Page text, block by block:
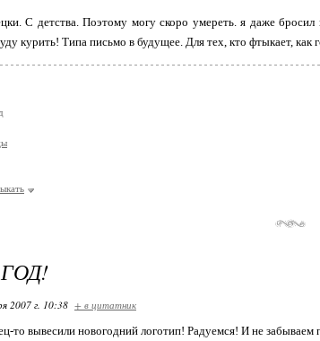
С детства. Поэтому могу скоро умереть. я даже
курить! Типа письмо в будущее. Для тех, кто фтыкает,
2007 г. 10:38 + в цитатник
то вывесили новогодний логотип! Радуемся! И не забываем